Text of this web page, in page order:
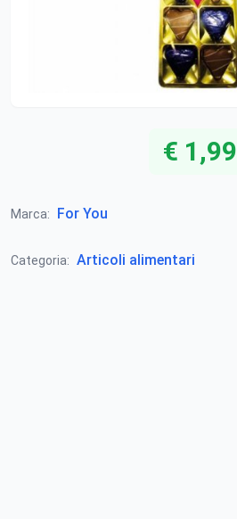
€ 1,99
Marca: For You
Categoria: Articoli alimentari